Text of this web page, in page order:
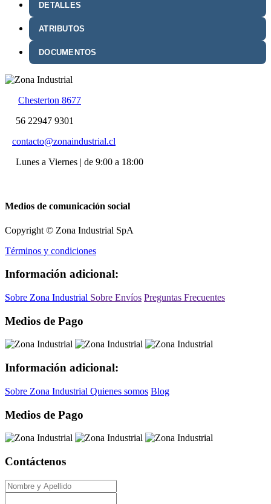
DETALLES
ATRIBUTOS
DOCUMENTOS
Chesterton 8677
56 22947 9301
contacto@zonaindustrial.cl
Lunes a Viernes | de 9:00 a 18:00
Medios de comunicación social
Copyright © Zona Industrial SpA
Términos y condiciones
Información adicional:
Sobre Zona Industrial Sobre Envíos Preguntas Frecuentes
Medios de Pago
Información adicional:
Sobre Zona Industrial Quienes somos Blog
Medios de Pago
Contáctenos